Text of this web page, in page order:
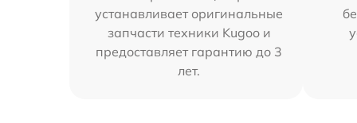
устанавливает оригинальные
запчасти техники Kugoo и
предоставляет гарантию до 3
лет.